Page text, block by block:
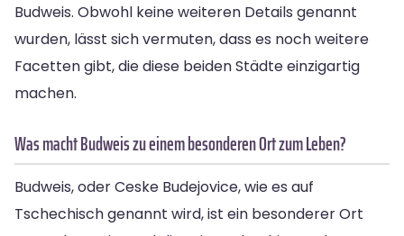
Budweis. Obwohl keine weiteren Details genannt
wurden, lässt sich vermuten, dass es noch weitere
Facetten gibt, die diese beiden Städte einzigartig
machen.
Was macht Budweis zu einem besonderen Ort zum Leben?
Budweis, oder Ceske Budejovice, wie es auf
Tschechisch genannt wird, ist ein besonderer Ort